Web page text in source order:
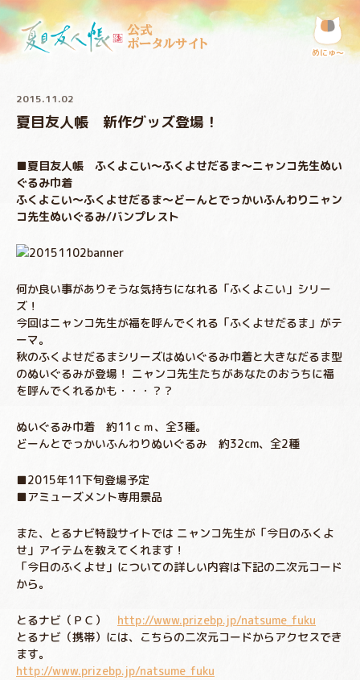
公式
ポータルサイト
めにゅ〜
2015.11.02
夏目友人帳 新作グッズ登場！
■夏目友人帳 ふくよこい～ふくよせだるま～ニャンコ先生ぬい
ぐるみ巾着
ふくよこい～ふくよせだるま～どーんとでっかいふんわりニャン
コ先生ぬいぐるみ/バンプレスト
何か良い事がありそうな気持ちになれる「ふくよこい」シリー
ズ！
今回はニャンコ先生が福を呼んでくれる「ふくよせだるま」がテ
ーマ。
秋のふくよせだるまシリーズはぬいぐるみ巾着と大きなだるま型
のぬいぐるみが登場！ ニャンコ先生たちがあなたのおうちに福
を呼んでくれるかも・・・？？
ぬいぐるみ巾着 約11ｃｍ、全3種。
どーんとでっかいふんわりぬいぐるみ 約32cm、全2種
■2015年11下旬登場予定
■アミューズメント専用景品
また、とるナビ特設サイトでは ニャンコ先生が「今日のふくよ
せ」アイテムを教えてくれます！
「今日のふくよせ」についての詳しい内容は下記の二次元コード
から。
とるナビ（ＰＣ） http://www.prizebp.jp/natsume_fuku
とるナビ（携帯）には、こちらの二次元コードからアクセスでき
ます。
http://www.prizebp.jp/natsume_fuku